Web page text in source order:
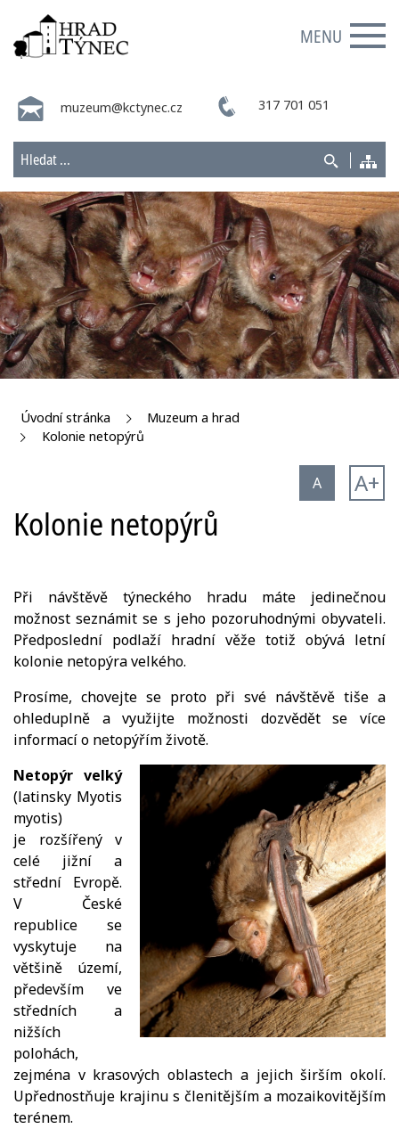
MENU
muzeum@kctynec.cz 317 701 051
Úvodní stránka
Muzeum a hrad
Kolonie netopýrů
A A+
Kolonie netopýrů
Při návštěvě týneckého hradu máte jedinečnou
možnost seznámit se s jeho pozoruhodnými obyvateli.
Předposlední podlaží hradní věže totiž obývá letní
kolonie netopýra velkého.
Prosíme, chovejte se proto při své návštěvě tiše a
ohleduplně a využijte možnosti dozvědět se více
informací o netopýřím životě.
Netopýr velký
(latinsky Myotis
myotis)
je rozšířený v
celé jižní a
střední Evropě.
V České
republice se
vyskytuje na
většině území,
především ve
středních a
nižších
polohách,
zejména v krasových oblastech a jejich širším okolí.
Upřednostňuje krajinu s členitějším a mozaikovitějším
terénem.